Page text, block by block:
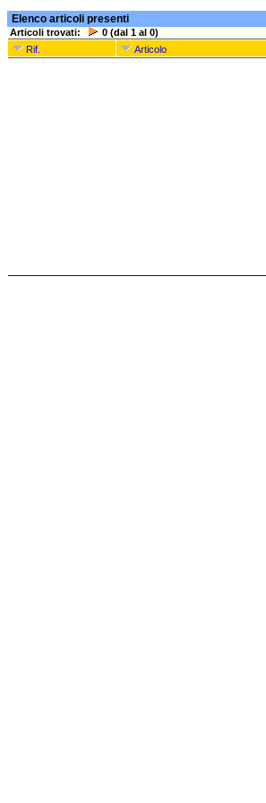
Elenco articoli presenti
Articoli trovati:
0 (dal 1 al 0)
Rif.
Articolo